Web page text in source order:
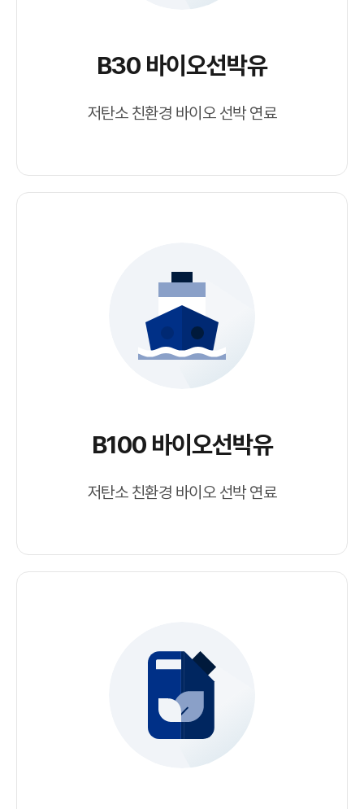
B30 바이오선박유
저탄소 친환경 바이오 선박 연료
B100 바이오선박유
저탄소 친환경 바이오 선박 연료